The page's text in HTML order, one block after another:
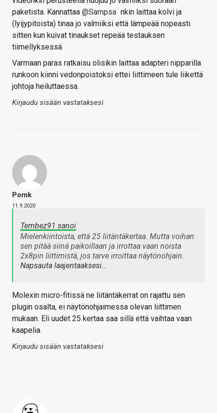
paketista. Kannattaa @Sampsa nkin laittaa kolvi ja
(lyijypitoista) tinaa jo valmiiksi että lämpeää nopeasti
sitten kun kuivat tinaukset repeää testauksen
tiimellyksessä
Varmaan paras ratkaisu olisikin laittaa adapteri nipparilla
runkoon kiinni vedonpoistoksi ettei liittimeen tule liikettä
johtoja heiluttaessa.
Kirjaudu sisään vastataksesi
Pomk
11.9.2020
Tembez91 sanoi
Mielenkiintoista, että 25 liitäntäkertaa. Mutta voihan
sen pitää siinä paikoillaan ja irrottaa vaan noista
2x8pin liittimistä, jos tarve irroittaa näytönohjain.
Napsauta laajentaaksesi…
Molexin micro-fitissä ne liitäntäkerrat on rajattu sen
plugin osalta, ei näytönohjaimessa olevan liittimen
mukaan. Eli uudet 25 kertaa saa sillä että vaihtaa vaan
kaapelia.
Kirjaudu sisään vastataksesi